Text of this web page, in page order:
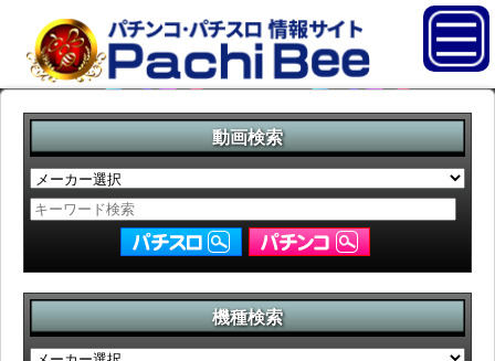
動画検索
機種検索